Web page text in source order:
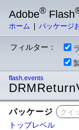
Adobe® Flash
ホーム パッケージ
フィルター：
flash.events
パッケージ
トップレベル